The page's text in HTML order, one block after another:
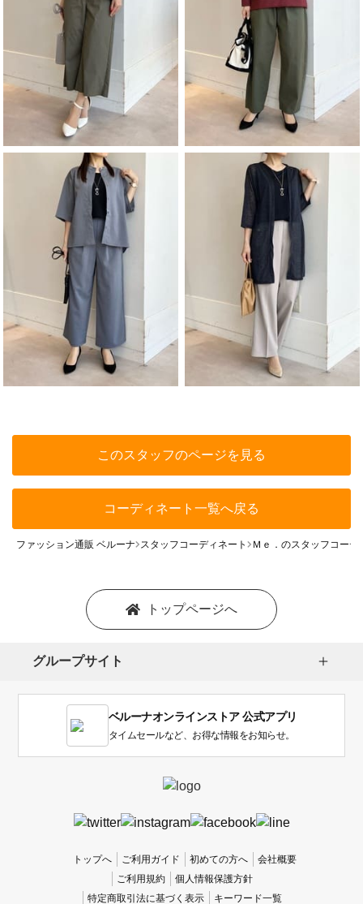
このスタッフのページを見る
コーディネート一覧へ戻る
ファッション通販 ベルーナ スタッフコーディネート Ｍｅ．のスタッフコーデ
トップページへ
グループサイト
ベルーナオンラインストア 公式アプリ
タイムセールなど、お得な情報をお知らせ。
トップへ ご利用ガイド 初めての方へ
会社概要
ご利用規約
個人情報保護方針
特定商取引法に基づく表示
キーワード一覧